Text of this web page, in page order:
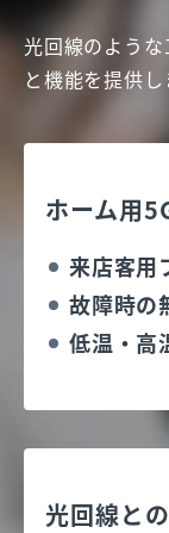
光回線のよう
と機能を提供し
ホーム用
来店客用
故障時の
低温・
光回線と